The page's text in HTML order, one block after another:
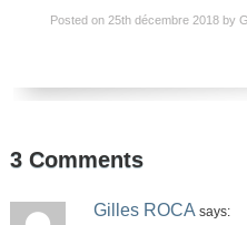
Posted on 25th décembre 2018 by
3 Comments
Gilles ROCA says: